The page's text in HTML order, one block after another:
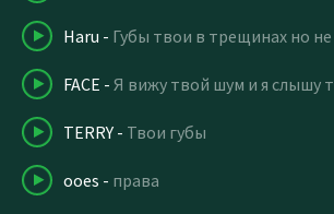
Haru - Губы твои в трещинах но не от
FACE - Я вижу твой шум и я слышу твой
TERRY - Твои губы
ooes - права